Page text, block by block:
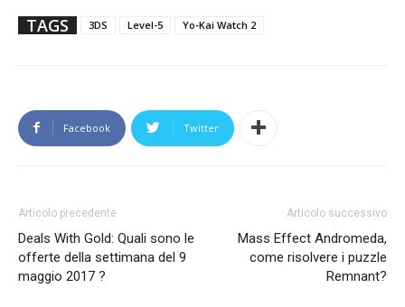
TAGS 3DS Level-5 Yo-Kai Watch 2
Facebook Twitter
Articolo precedente
Deals With Gold: Quali sono le
offerte della settimana del 9
maggio 2017 ?
Articolo successivo
Mass Effect Andromeda,
come risolvere i puzzle
Remnant?